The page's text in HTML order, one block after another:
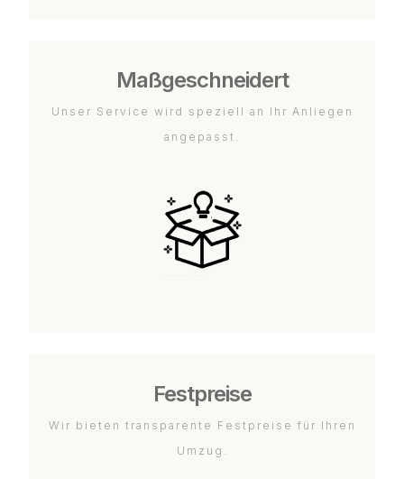
Maßgeschneidert
Unser Service wird speziell an Ihr Anliegen
angepasst.
Festpreise
Wir bieten transparente Festpreise für Ihren
Umzug.